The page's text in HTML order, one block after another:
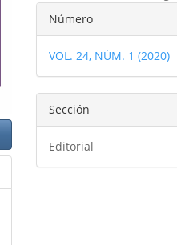
Detalles
del
artículo
Número
VOL. 24, NÚM. 1 (2020)
Sección
Editorial